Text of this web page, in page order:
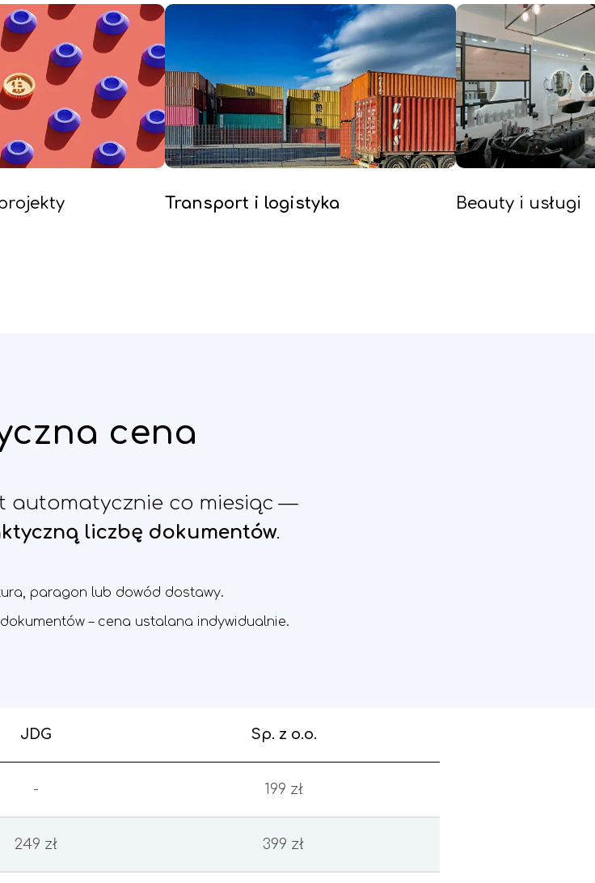
Transport i logistyka Beauty i usługi
cena
automatycznie co miesiąc —
liczbę dokumentów.
paragon lub dowód dostawy.
– cena ustalana indywidualnie.
JDG Sp. z o.o.
- 199 zł
249 zł 399 zł